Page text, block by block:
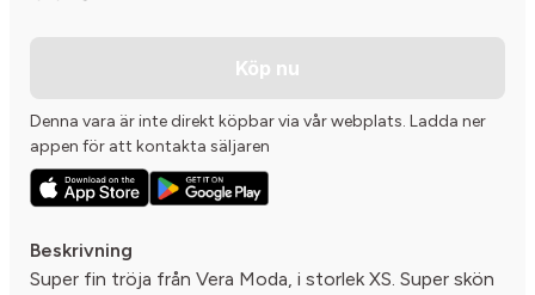
Köp nu
Denna vara är inte direkt köpbar via vår webplats. Ladda ner
appen för att kontakta säljaren
Beskrivning
Super fin tröja från Vera Moda, i storlek XS. Super skön